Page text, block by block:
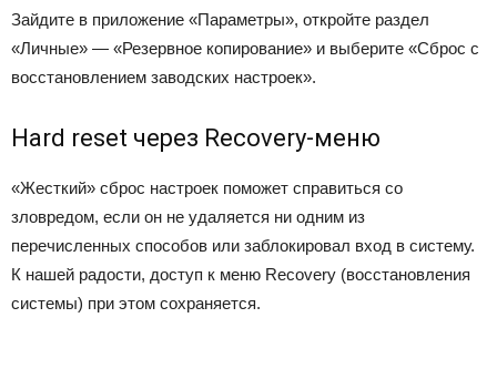
Зайдите в приложение «Параметры», откройте раздел
«Личные» — «Резервное копирование» и выберите «Сброс с
восстановлением заводских настроек».
Hard reset через Recovery-меню
«Жесткий» сброс настроек поможет справиться со
зловредом, если он не удаляется ни одним из
перечисленных способов или заблокировал вход в систему.
К нашей радости, доступ к меню Recovery (восстановления
системы) при этом сохраняется.